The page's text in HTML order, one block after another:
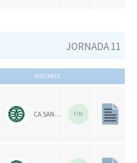
JORNADA 11
VISITANTE
CA SAN VICENTE FIN